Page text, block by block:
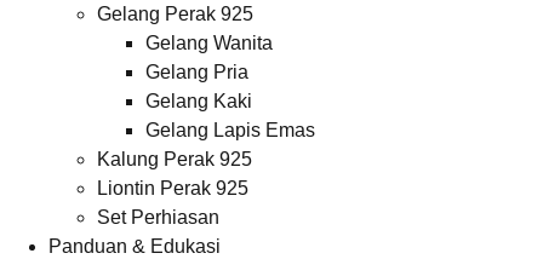
Gelang Perak 925
Gelang Wanita
Gelang Pria
Gelang Kaki
Gelang Lapis Emas
Kalung Perak 925
Liontin Perak 925
Set Perhiasan
Panduan & Edukasi